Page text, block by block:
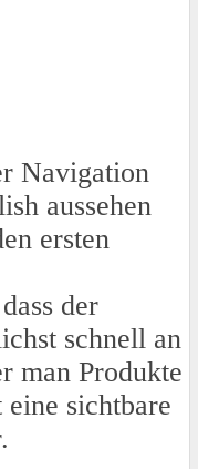
Navigation
aussehen
ersten
der
schnell an
man Produkte
sichtbare